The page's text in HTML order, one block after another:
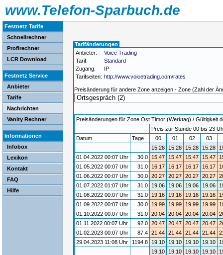
www.Telefon-Sparbuch.de
Festnetz Tarife
Schnellrechner
Profirechner
LCR Download
Festnetz Service
Anbieter
Tarife
Nachrichten
Vanity Rechner
Informationen
Infobox
Lexikon
Kontakt
FAQ
Hilfe
Tarifänderungen
Anbieter:
Voice Trading
Tarif:
Standard
Zugang:
IP
Tarifseiten: http://www.voicetrading.com/rates
Preisänderung für andere Zone anzeigen - Zone (Zahl der
Preisänderungen für Zone Ost Timor (Werktag) / Gültigkeit
Preis zur Stunde 00 bis 23
Datum
Tage 00 01 02 03
15.28
15.28 15.28 15.28
01.04.2022 00:07 Uhr
30.0 15.47 15.47 15.47 15.47
01.05.2022 00:07 Uhr
31.0 16.17 16.17 16.17 16.17
01.06.2022 00:07 Uhr
30.0 20.27 20.27 20.27 20.27
01.07.2022 01:07 Uhr
31.0 19.06 19.06 19.06 19.06
01.08.2022 00:07 Uhr
31.0 19.16 19.16 19.16 19.16
01.09.2022 00:07 Uhr
30.0 19.99 19.99 19.99 19.99
01.10.2022 00:07 Uhr
31.0 20.04 20.04 20.04 20.04
01.11.2022 00:07 Uhr
92.0 20.47 20.47 20.47 20.47
01.02.2023 00:07 Uhr
87.4 21.44 21.44 21.44 21.44
29.04.2023 11:08 Uhr
1194.8 19.10 19.10 19.10 19.10
19.10
19.10 19.10 19.10